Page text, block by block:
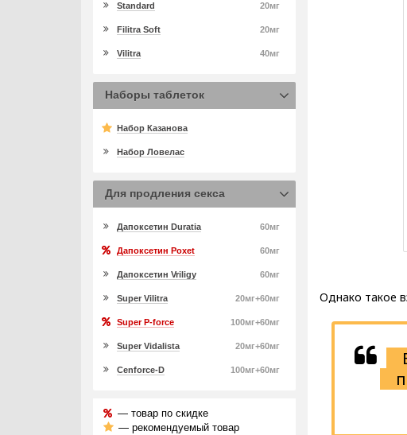
Однако такое
20мг
Standard
20мг
Filitra Soft
40мг
Vilitra
Наборы таблеток
Набор Казанова
Набор Ловелас
Для продления секса
60мг
Дапоксетин Duratia
60мг
Дапоксетин Poxet
60мг
Дапоксетин Vriligy
20мг+60мг
Super Vilitra
100мг+60мг
Super P-force
20мг+60мг
Super Vidalista
100мг+60мг
Cenforce-D
— товар по скидке
— рекомендуемый товар